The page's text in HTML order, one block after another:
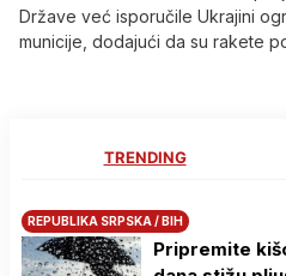
Države već isporučile Ukrajini
municije, dodajući da su rakete
TRENDING
REPUBLIKA SRPSKA / BIH
Pripremite